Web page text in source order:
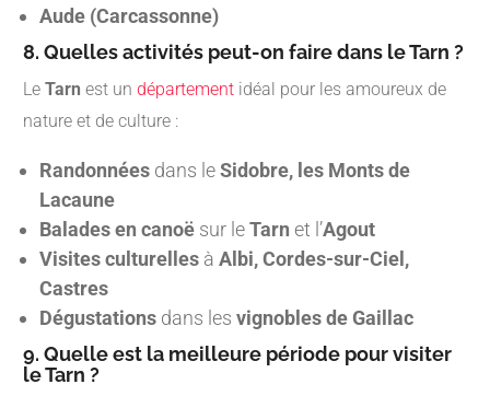
Aude (Carcassonne)
8. Quelles activités peut-on faire dans le Tarn ?
Le Tarn est un département idéal pour les amoureux de
nature et de culture :
Randonnées dans leSidobre, les Monts de
Lacaune
Balades en canoë sur leTarn et l’Agout
Visites culturelles à Albi, Cordes-sur-Ciel,
Castres
Dégustations dans les vignobles de Gaillac
9. Quelle est la meilleure période pour visiter
le Tarn ?